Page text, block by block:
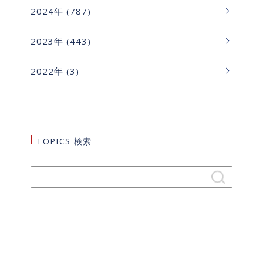
2024年 (787)
2023年 (443)
2022年 (3)
TOPICS 検索